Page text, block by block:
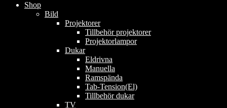
Shop
Bild
Projektorer
Tillbehör projektorer
Projektorlampor
Dukar
Eldrivna
Manuella
Ramspända
Tab-Tension(El)
Tillbehör dukar
TV